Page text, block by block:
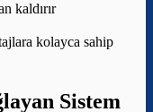
kaldırır
kolayca sahip
Sistem